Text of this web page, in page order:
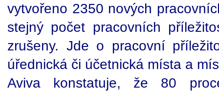
vytvořeno 2350 nových
stejný počet pracovních
zrušeny. Jde o pracovní
úřednická či účetnická místa a
Aviva konstatuje, že 80